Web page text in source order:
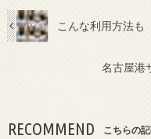
こんな利用方法も
名古屋港
RECOMMEND こちらの記